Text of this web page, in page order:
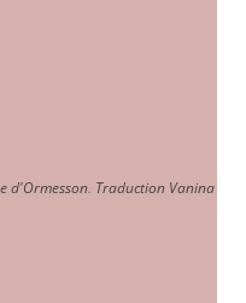
d'Ormesson. Traduction Vanina